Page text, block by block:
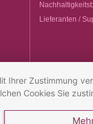
Lieferanten /
Ihrer Zustimmung
Cookies Sie